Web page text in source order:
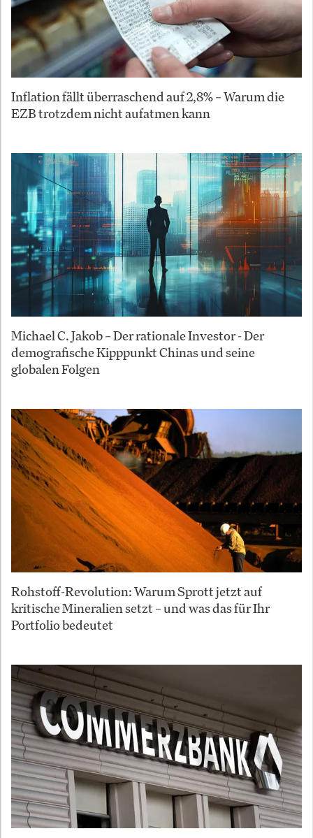
Inflation fällt überraschend auf 2,8% – Warum die
EZB trotzdem nicht aufatmen kann
Michael C. Jakob – Der rationale Investor - Der
demografische Kipppunkt Chinas und seine
globalen Folgen
Rohstoff-Revolution: Warum Sprott jetzt auf
kritische Mineralien setzt – und was das für Ihr
Portfolio bedeutet